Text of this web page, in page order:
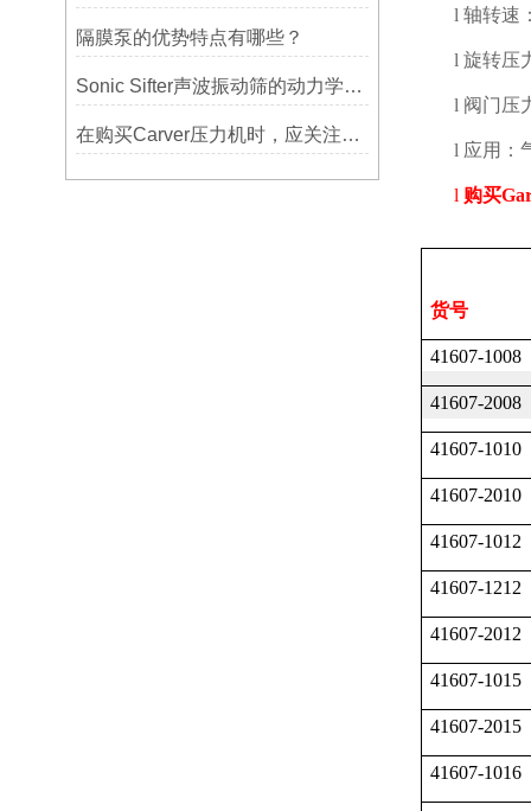
隔膜泵的优势特点有哪些？
Sonic Sifter声波振动筛的动力学模拟与性能分析
在购买Carver压力机时，应关注哪些性能指标？
l 轴转速
l 旋转压
l 阀门压
l 应用：
l 购买
货号
41607-1008
41607-2008
41607-1010
41607-2010
41607-1012
41607-1212
41607-2012
41607-1015
41607-2015
41607-1016